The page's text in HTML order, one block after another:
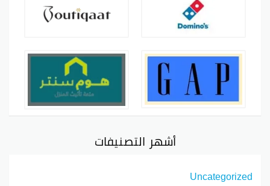
أشهر التصنيفات
Uncategorized